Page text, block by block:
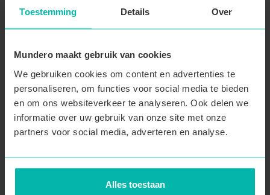
Toestemming Details Over
Mundero maakt gebruik van cookies
We gebruiken cookies om content en advertenties te
personaliseren, om functies voor social media te bieden
en om ons websiteverkeer te analyseren. Ook delen we
informatie over uw gebruik van onze site met onze
partners voor social media, adverteren en analyse.
Alles toestaan
Vertrek
24 - 32 jarigen
13 plaatsen
First Five korting
€ 2525
€ 2270 Boek nu
Inbegrepen in de prijs